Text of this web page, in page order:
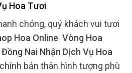
Hoa Tươi
chóng, quý khách vui tươi
Hoa Online Vòng Hoa
Nai Nhận Dịch Vụ Hoa
bản thân hình tượng phù